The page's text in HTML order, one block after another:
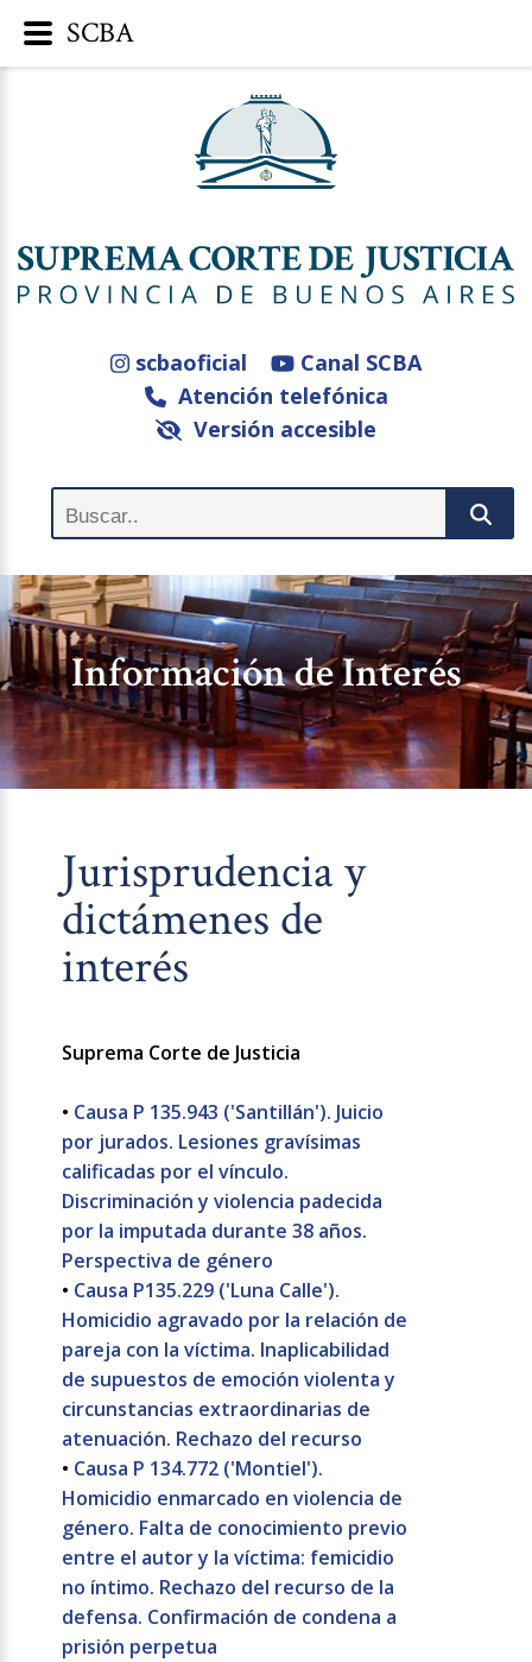
scbaoficial
Canal SCBA
Atención telefónica
Versión accesible
Información de Interés
Jurisprudencia y
dictámenes de
interés
Suprema Corte de Justicia
• Causa P 135.943 ('Santillán'). Juicio
por jurados. Lesiones gravísimas
calificadas por el vínculo.
Discriminación y violencia padecida
por la imputada durante 38 años.
Perspectiva de género
• Causa P135.229 ('Luna Calle').
Homicidio agravado por la relación de
pareja con la víctima. Inaplicabilidad
de supuestos de emoción violenta y
circunstancias extraordinarias de
atenuación. Rechazo del recurso
• Causa P 134.772 ('Montiel').
Homicidio enmarcado en violencia de
género. Falta de conocimiento previo
entre el autor y la víctima: femicidio
no íntimo. Rechazo del recurso de la
defensa. Confirmación de condena a
prisión perpetua
SCBA